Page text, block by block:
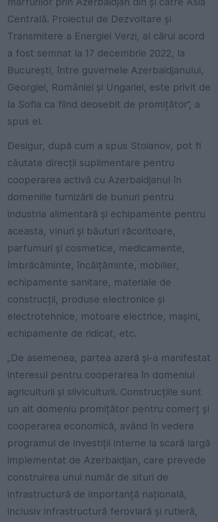
Centrală. Proiectul de Dezvoltare și
Transmitere a Energiei Verzi, al cărui acord
a fost semnat la 17 decembrie 2022, la
București, între guvernele Azerbaidjanului,
Georgiei, României și Ungariei, este privit de
la Sofia ca fiind deosebit de promițător”, a
spus el.
Desigur, după cum a spus Stoianov, pot fi
căutate direcții suplimentare pentru
cooperarea activă cu Azerbaidjanul în
domeniile furnizării de bunuri pentru
industria alimentară și echipamente pentru
aceasta, vinuri și băuturi răcoritoare,
parfumuri și cosmetice, medicamente,
îmbrăcăminte, încălțăminte, mobilier,
echipamente sanitare, materiale de
construcții, produse electronice și
electrotehnice, motoare electrice, mașini,
echipamente de ridicat, etc.
„De asemenea, partea azeră și-a manifestat
interesul pentru cooperarea în domeniul
agriculturii și silviculturii. Construcțiile sunt
un alt domeniu promițător pentru comerț și
cooperarea economică, având în vedere
programul de investiții interne la scară largă
implementat de Azerbaidjan, care prevede
construirea unui număr de situri de
infrastructură de importanță națională,
inclusiv infrastructură feroviară și rutieră,